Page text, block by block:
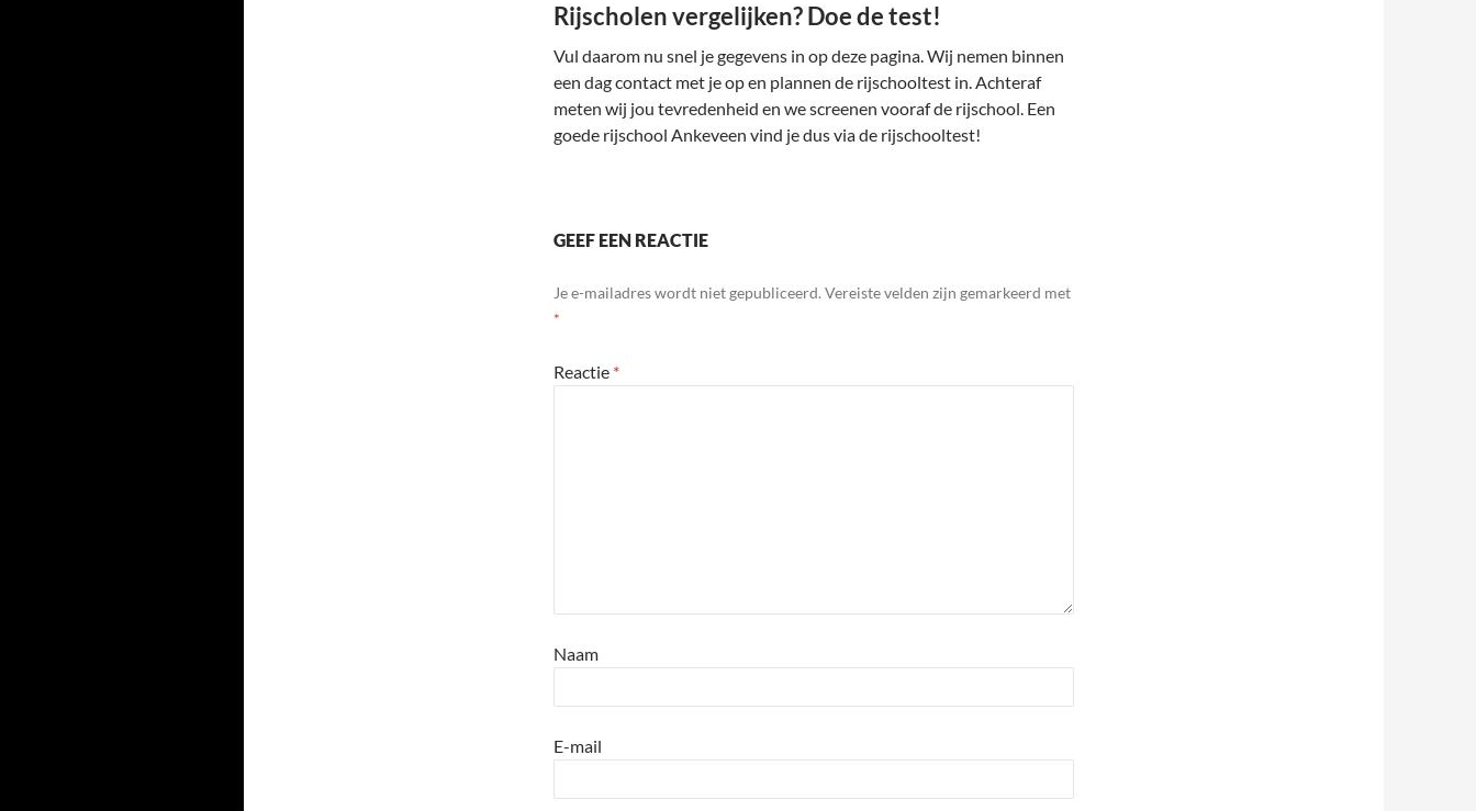
Rijscholen vergelijken? Doe de test!
Vul daarom nu snel je gegevens in op deze pagina. Wij nemen binnen
een dag contact met je op en plannen de rijschooltest in. Achteraf
meten wij jou tevredenheid en we screenen vooraf de rijschool. Een
goede rijschool Ankeveen vind je dus via de rijschooltest!
GEEF EEN REACTIE
Je e-mailadres wordt niet gepubliceerd. Vereiste velden zijn gemarkeerd met
*
Reactie *
Naam
E-mail